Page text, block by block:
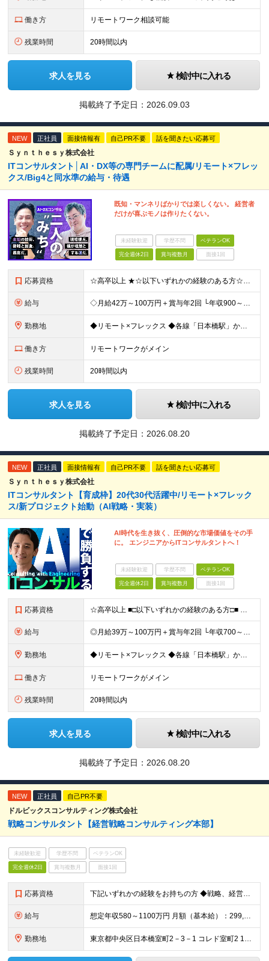
働き方 リモートワーク相談可能
残業時間 20時間以内
求人を見る 検討中に入れる
掲載終了予定日： 2026.09.03
NEW 正社員 面接情報有 自己PR不要 話を聞きたい応募可
Ｓｙｎｔｈｅｓｙ株式会社
ITコンサルタント│AI・DX等の専門チームに配属/リモート×フレッ
クス/Big4と同水準の給与・待遇
既知・マンネリばかりでは楽しくない。 経営者
だけが喜ぶモノは作りたくない。
未経験歓迎 学歴不問 ベテランOK
完全週休2日 賞与複数月 面接1回
応募資格 ☆高卒以上 ★☆以下いずれかの経験のある方☆★ ◎大手や中小企業での顧客折衝・提案に関する経験 ◎SIerや事業会社における上流工程（顧客折衝・提案等）の経験 ◎PL・PMの実務経験 ◎コンサルティ
給与 ◇月給42万～100万円＋賞与年2回 └年収900～1600万円可能 ★☆年収例☆★ ◎37歳・元開発エンジニア └年収900万（2年後に年収150万UP実績） ◎40歳・元SierのPM └年収1
勤務地 ◆リモート×フレックス ◆各線「日本橋駅」から徒歩1分 【本社】 東京都中央区日本橋2-1-3 アーバンネット日本橋二丁目ビル6階 ※変更の範囲：上記を除く当社関連勤務地
働き方 リモートワークがメイン
残業時間 20時間以内
求人を見る 検討中に入れる
掲載終了予定日： 2026.08.20
NEW 正社員 面接情報有 自己PR不要 話を聞きたい応募可
Ｓｙｎｔｈｅｓｙ株式会社
ITコンサルタント【育成枠】20代30代活躍中/リモート×フレック
ス/新プロジェクト始動（AI戦略・実装）
AI時代を生き抜く、圧倒的な市場価値をその手
に。 エンジニアからITコンサルタントへ！
未経験歓迎 学歴不問 ベテランOK
完全週休2日 賞与複数月 面接1回
応募資格 ☆高卒以上 ■□以下いずれかの経験のある方□■ ◇何らかのシステム開発経験（開発・インフラ不問） ◇事業企画 ◇組織設計 ◇業務改善 ◇新規事業開発 ■□こんな志向の方に向いています□■ ◇技術や
給与 ◎月給39万～100万円＋賞与年2回 └年収700～1500万円可能 ■□年収例□■ ◇28歳・元開発エンジニア └年収700万（2年後に年収150万UP実績） ◇33歳・元SierのPM └年収1
勤務地 ◆リモート×フレックス ◆各線「日本橋駅」から徒歩1分 【本社】 東京都中央区日本橋2-1-3 アーバンネット日本橋二丁目ビル6階 ※変更の範囲：上記を除く当社関連勤務地
働き方 リモートワークがメイン
残業時間 20時間以内
求人を見る 検討中に入れる
掲載終了予定日： 2026.08.20
NEW 正社員 自己PR不要
ドルビックスコンサルティング株式会社
戦略コンサルタント【経営戦略コンサルティング本部】
未経験歓迎 学歴不問 ベテランOK
完全週休2日 賞与複数月 面接1回
応募資格 下記いずれかの経験をお持ちの方 ◆戦略、経営管理、人事、IT、M&A、いずれかの領域での実務経験 または製造業（自動車・機械 等）での開発／設計／生産技術／生産管理などの経験 ◆コンサルティングファ
給与 想定年収580～1100万円 月額（基本給）：299,080円～ 固定残業手当/月：115,220円～（固定残業時間45時間0分/月） 超過した時間外労働の残業手当は追加支給 賞与年2回（6月、1
勤務地 東京都中央区日本橋室町2－3－1 コレド室町2 10階 ・事業所は本社（東京）のみですので、転勤はございません。 担当する案件により、出張をしていただくことはございます。 (変更の範囲)上記を除